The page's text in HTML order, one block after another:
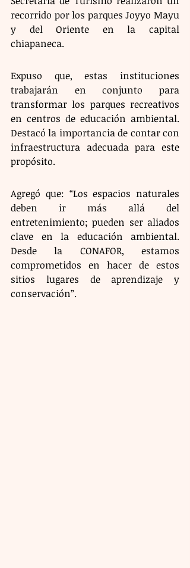
recorrido por los parques Joyyo Mayu
y del Oriente en la capital
chiapaneca.
Expuso que, estas instituciones
trabajarán en conjunto para
transformar los parques recreativos
en centros de educación ambiental.
Destacó la importancia de contar con
infraestructura adecuada para este
propósito.
Agregó que: “Los espacios naturales
deben ir más allá del
entretenimiento; pueden ser aliados
clave en la educación ambiental.
Desde la CONAFOR, estamos
comprometidos en hacer de estos
sitios lugares de aprendizaje y
conservación”.